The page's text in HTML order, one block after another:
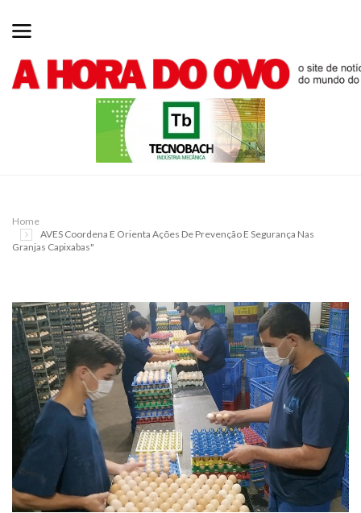
Home
AVES Coordena E Orienta Ações De Prevenção E Segurança Nas
Granjas Capixabas"